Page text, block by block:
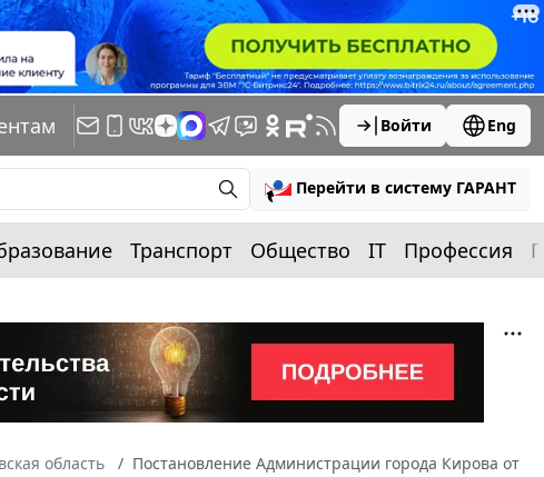
Войти Eng
Перейти в систему ГАРАНТ
Транспорт Общество IT Профессия
область
Постановление Администрации города Кирова от